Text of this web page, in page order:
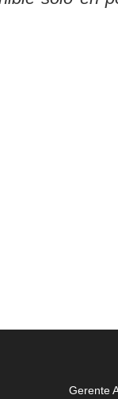
Gerente